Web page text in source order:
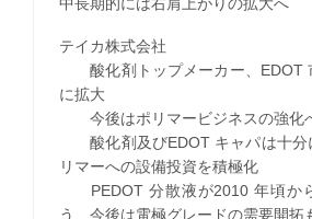
テイカ株式会社
酸化剤トップメーカー、EDOT
に拡大
今後はポリマービジネスの強化
酸化剤及びEDOT キャパは十分
リマーへの設備投資を積極化
PEDOT 分散液が2010 年頃か
う、今後は電極グレードの需要開拓